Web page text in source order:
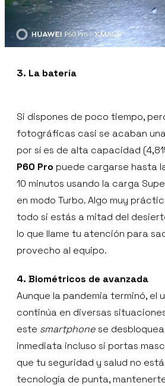
3. La batería
Si dispones de poco tiempo,
fotográficas casi se acaban
por sí es de alta capacidad
P60 Pro puede cargarse hasta
10 minutos usando la carga
en modo Turbo. Algo muy
todo si estás a mitad del
lo que llame tu atención para
provecho al equipo.
4. Biométricos de avanzada
Aunque la pandemia terminó, el
continúa en diversas
este smartphonese
inmediata incluso si portas
que tu seguridad y salud no
tecnología de punta,